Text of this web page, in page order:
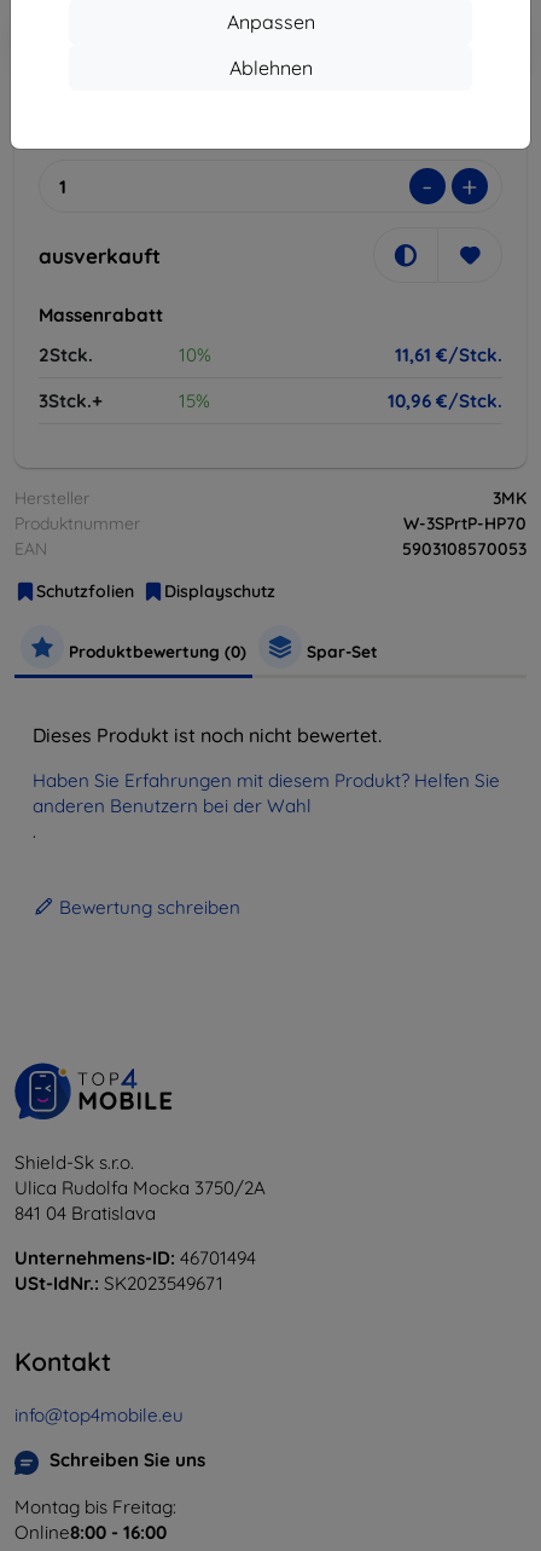
Anpassen
Ablehnen
Rabatt mit Gutschein
- +
ausverkauft
Massenrabatt
2Stck.
10%
11,61 €/Stck.
3Stck.+
15% 10,96 €/Stck.
Hersteller
3MK
Produktnummer
W-3SPrtP-HP70
EAN
5903108570053
Schutzfolien
Displayschutz
Produktbewertung (0) Spar-Set
Dieses Produkt ist noch nicht bewertet.
Haben Sie Erfahrungen mit diesem Produkt? Helfen Sie
anderen Benutzern bei der Wahl
.
Bewertung schreiben
Shield-Sk s.r.o.
Ulica Rudolfa Mocka 3750/2A
841 04 Bratislava
Unternehmens-ID: 46701494
USt-IdNr.: SK2023549671
Kontakt
info@top4mobile.eu
Schreiben Sie uns
Montag bis Freitag:
Online8:00 - 16:00